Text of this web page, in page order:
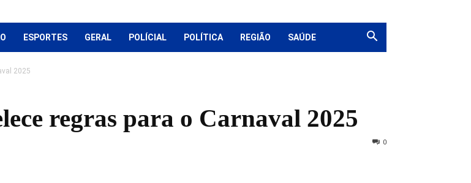
ESPORTES GERAL POLÍCIAL POLÍTICA REGIÃO SAÚDE
2025
regras para o Carnaval 2025
0